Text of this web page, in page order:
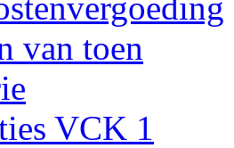
van toen
VCK 1